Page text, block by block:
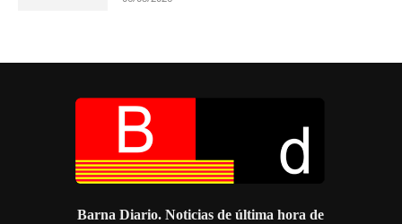
Barna Diario. Noticias de última hora de